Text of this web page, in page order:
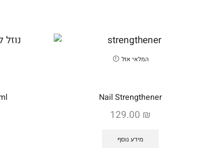
המלאי אזל
Nail Strengthener
129.00 ₪
מידע נוסף